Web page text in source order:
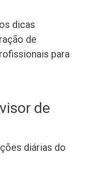
dicas
de
para
de
diárias do